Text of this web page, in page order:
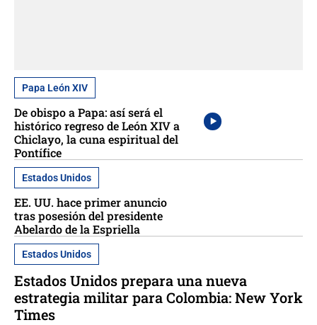
Papa León XIV
De obispo a Papa: así será el
histórico regreso de León XIV a
Chiclayo, la cuna espiritual del
Pontífice
Estados Unidos
EE. UU. hace primer anuncio
tras posesión del presidente
Abelardo de la Espriella
Estados Unidos
Estados Unidos prepara una nueva
estrategia militar para Colombia: New York
Times